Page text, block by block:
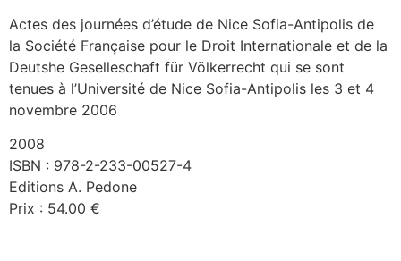
Actes des journées d’étude de Nice Sofia-Antipolis de
la Société Française pour le Droit Internationale et de la
Deutshe Geselleschaft für Völkerrecht qui se sont
tenues à l’Université de Nice Sofia-Antipolis les 3 et 4
novembre 2006
2008
ISBN : 978-2-233-00527-4
Editions A. Pedone
Prix : 54.00 €